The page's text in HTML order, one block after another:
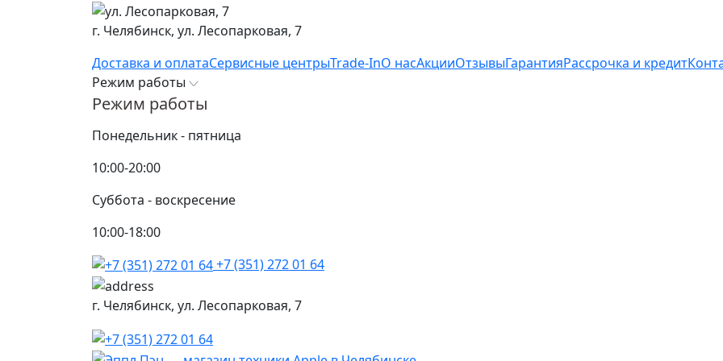
г. Челябинск, ул. Лесопарковая, 7
Доставка и оплатаСервисные центрыTrade-InО насАкцииОтзывыГарантияРассрочка и кредит
Режим работы
Режим работы
Понедельник - пятница
10:00-20:00
Суббота - воскресение
10:00-18:00
+7 (351) 272 01 64
г. Челябинск, ул. Лесопарковая, 7